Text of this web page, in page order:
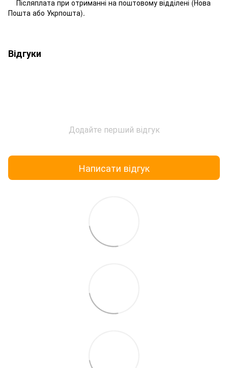
Післяплата при отриманні на поштовому відділені (Нова
Пошта або Укрпошта).
Відгуки
Додайте перший відгук
Написати відгук